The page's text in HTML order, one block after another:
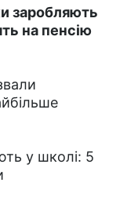
заробляють
на пенсію
у школі: 5